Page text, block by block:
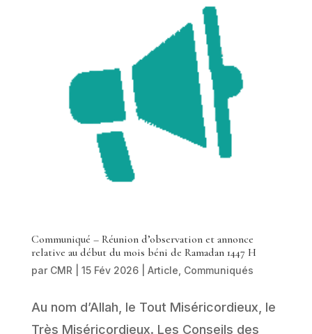
Communiqué – Réunion d’observation et annonce
relative au début du mois béni de Ramadan 1447 H
par CMR 15 Fév 2026| Article Communiqués
Au nom d’Allah, le Tout Miséricordieux, le
Très Miséricordieux. Les Conseils des